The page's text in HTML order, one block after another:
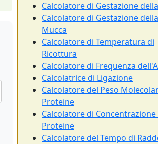
Calcolatore di Gestazione
Calcolatore di Gestazione della
Mucca
Calcolatore di Temperatura di
Ricottura
Calcolatore di Frequenza
Calcolatrice di Ligazione
Calcolatore del Peso
Proteine
Calcolatore di Concentrazione
Proteine
Calcolatore del Tempo di